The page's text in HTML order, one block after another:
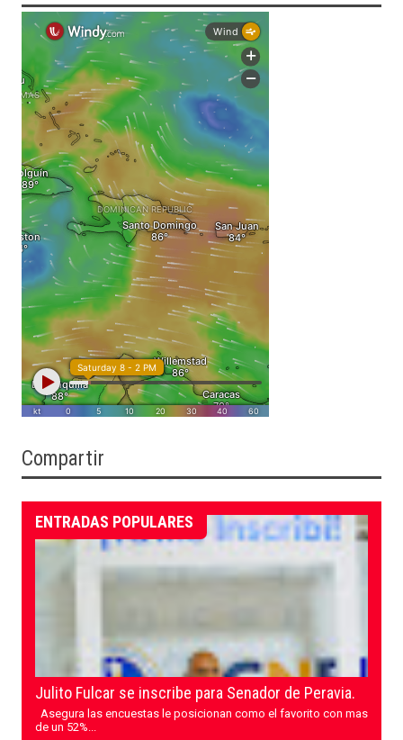
Compartir
ENTRADAS POPULARES
Julito Fulcar se inscribe para Senador de Peravia.
Asegura las encuestas le posicionan como el favorito con mas
de un 52%...